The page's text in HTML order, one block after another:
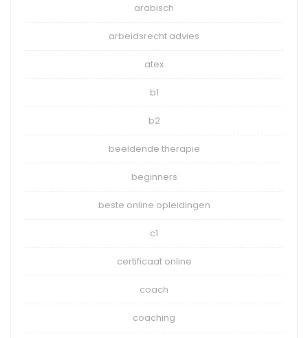
arabisch
arbeidsrecht advies
atex
b1
b2
beeldende therapie
beginners
beste online opleidingen
c1
certificaat online
coach
coaching